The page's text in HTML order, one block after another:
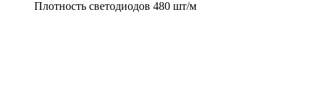
Плотность светодиодов 480 шт/м